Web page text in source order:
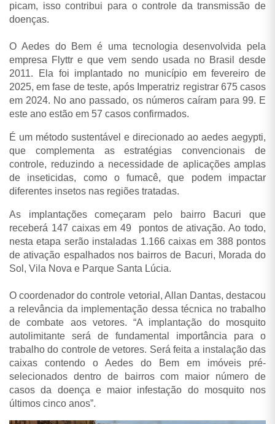
picam, isso contribui para o controle da transmissão de
doenças.
O Aedes do Bem é uma tecnologia desenvolvida pela
empresa Flyttr e que vem sendo usada no Brasil desde
2011. Ela foi implantado no município em fevereiro de
2025, em fase de teste, após Imperatriz registrar 675 casos
em 2024. No ano passado, os números caíram para 99. E
este ano estão em 57 casos confirmados.
É um método sustentável e direcionado ao aedes aegypti,
que complementa as estratégias convencionais de
controle, reduzindo a necessidade de aplicações amplas
de inseticidas, como o fumacê, que podem impactar
diferentes insetos nas regiões tratadas.
As implantações começaram pelo bairro Bacuri que
receberá 147 caixas em 49 pontos de ativação. Ao todo,
nesta etapa serão instaladas 1.166 caixas em 388 pontos
de ativação espalhados nos bairros de Bacuri, Morada do
Sol, Vila Nova e Parque Santa Lúcia.
O coordenador do controle vetorial, Allan Dantas, destacou
a relevância da implementação dessa técnica no trabalho
de combate aos vetores. “A implantação do mosquito
autolimitante será de fundamental importância para o
trabalho do controle de vetores. Será feita a instalação das
caixas contendo o Aedes do Bem em imóveis pré-
selecionados dentro de bairros com maior número de
casos da doença e maior infestação do mosquito nos
últimos cinco anos”.